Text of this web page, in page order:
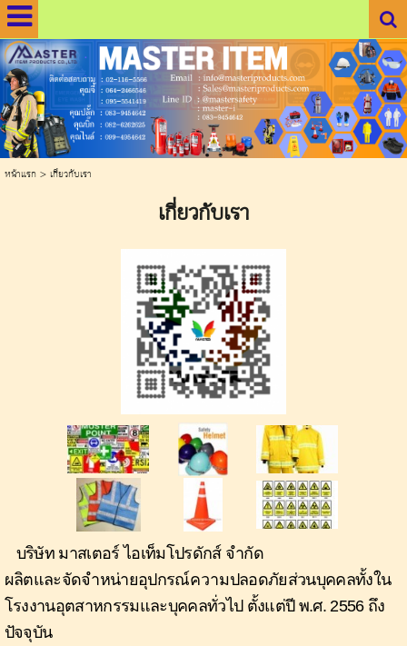
.
.
หน้าแรก> เกี่ยวกับเรา
เกี่ยวกับเรา
บริษัท มาสเตอร์ ไอเท็มโปรดักส์จำกัด
ผลิตและจัดจำหน่ายอุปกรณ์ความปลอดภัยส่วนบุคคลทั้งใน
โรงงานอุตสาหกรรมและบุคคลทั่วไป ตั้งแต่ปี พ.ศ. 2556 ถึง
ปัจจุบัน